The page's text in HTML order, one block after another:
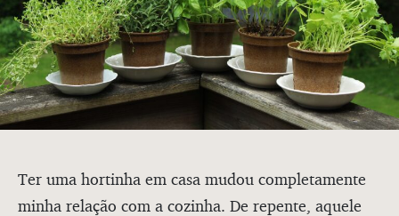
Ter uma hortinha em casa mudou completamente
minha relação com a cozinha. De repente, aquele